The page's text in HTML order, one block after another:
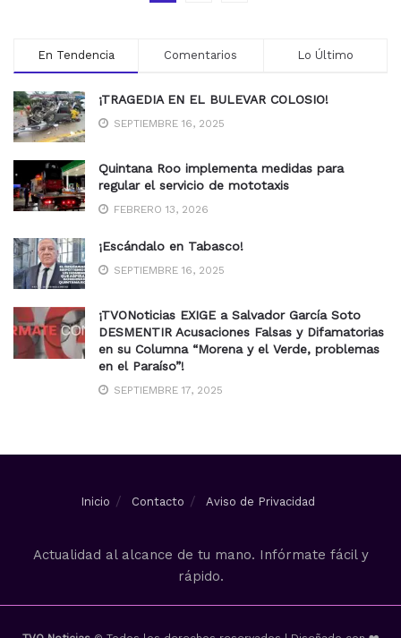
En Tendencia Comentarios Lo Último
¡TRAGEDIA EN EL BULEVAR COLOSIO!
SEPTIEMBRE 16, 2025
Quintana Roo implementa medidas para
regular el servicio de mototaxis
FEBRERO 13, 2026
¡Escándalo en Tabasco!
SEPTIEMBRE 16, 2025
¡TVONoticias EXIGE a Salvador García Soto
DESMENTIR Acusaciones Falsas y Difamatorias
en su Columna “Morena y el Verde, problemas
en el Paraíso”!
SEPTIEMBRE 17, 2025
Inicio Contacto Aviso de Privacidad
Actualidad al alcance de tu mano. Infórmate fácil y
rápido.